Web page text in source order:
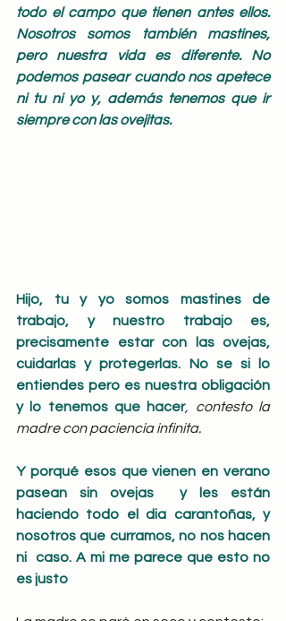
todo el campo que tienen antes ellos.
Nosotros somos también mastines,
pero nuestra vida es diferente. No
podemos pasear cuando nos apetece
ni tu ni yo y, además tenemos que ir
siempre con las ovejitas.
Hijo, tu y yo somos mastines de
trabajo, y nuestro trabajo es,
precisamente estar con las ovejas,
cuidarlas y protegerlas. No se si lo
entiendes pero es nuestra obligación
y lo tenemos que hacer, contesto la
madre con paciencia infinita.
Y porqué esos que vienen en verano
pasean sin ovejas  y les están
haciendo todo el dia carantoñas, y
nosotros que curramos, no nos hacen
ni  caso. A mi me parece que esto no
es justo